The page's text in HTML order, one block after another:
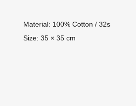
Material: 100% Cotton / 32s
Size: 35 × 35 cm